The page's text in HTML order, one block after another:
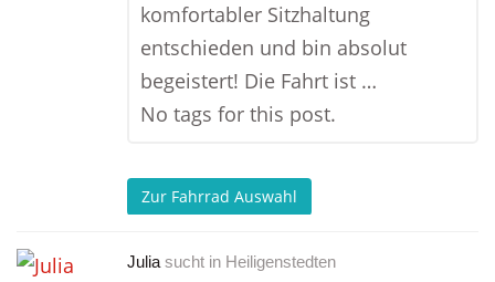
komfortabler Sitzhaltung
entschieden und bin absolut
begeistert! Die Fahrt ist …
No tags for this post.
Zur Fahrrad Auswahl
Julia sucht in Heiligenstedten